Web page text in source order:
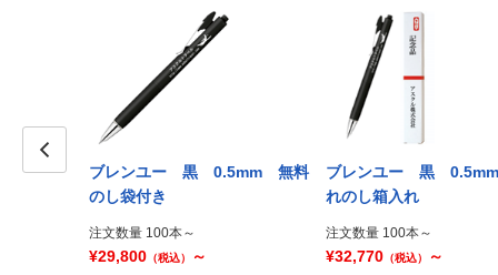
PP
ブレンユー 黒 0.5mm 無料
のし袋付き
注文数量 100本～
¥29,800 （税込） ～
ブレンユー 黒
れのし箱入れ
注文数量 100本～
¥32,770 （税込） ～